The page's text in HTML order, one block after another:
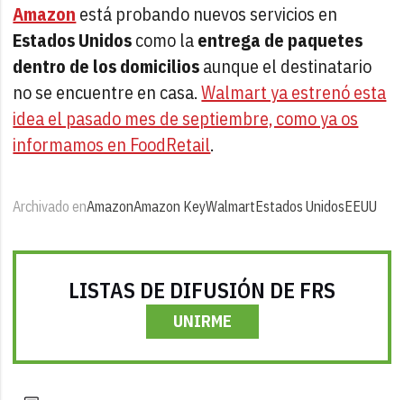
Amazon está probando nuevos servicios en
Estados Unidoscomo laentrega de paquetes
dentro de los domiciliosaunque el destinatario
no se encuentre en casa.Walmart ya estrenó esta
idea el pasado mes de septiembre, como ya os
informamos en FoodRetail.
Archivado enAmazonAmazon KeyWalmartEstados UnidosEEUU
LISTAS DE DIFUSIÓN DE FRS
UNIRME